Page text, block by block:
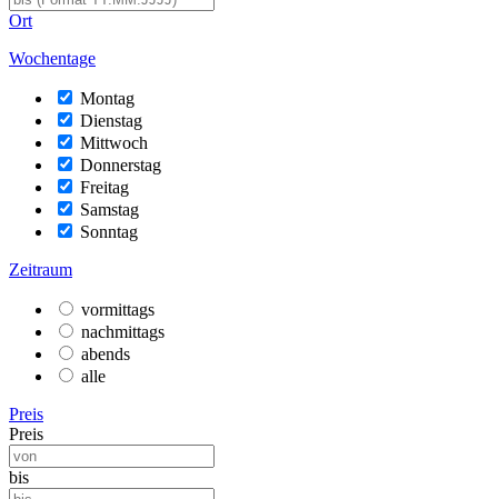
Ort
Wochentage
Montag
Dienstag
Mittwoch
Donnerstag
Freitag
Samstag
Sonntag
Zeitraum
vormittags
nachmittags
abends
alle
Preis
Preis
bis